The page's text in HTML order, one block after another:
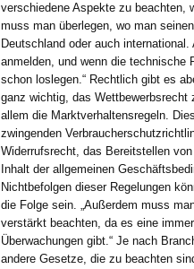
verschiedene Aspekte zu beachten,
muss man überlegen, wo man
Deutschland oder auch
anmelden, und wenn die
schon loslegen.“ Rechtlich gibt es
ganz wichtig, das
allem die Marktverhaltensregeln.
zwingenden
Widerrufsrecht, das Bereitstellen
Inhalt der allgemeinen
Nichtbefolgen dieser Regelungen
die Folge sein. „Außerdem muss
verstärkt beachten, da es eine
Überwachungen gibt.“ Je nach
andere Gesetze, die zu beachten
über
weniger
ihn als
aus